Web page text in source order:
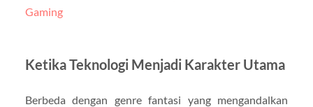
Gaming
Ketika Teknologi Menjadi Karakter Utama
Berbeda dengan genre fantasi yang mengandalkan